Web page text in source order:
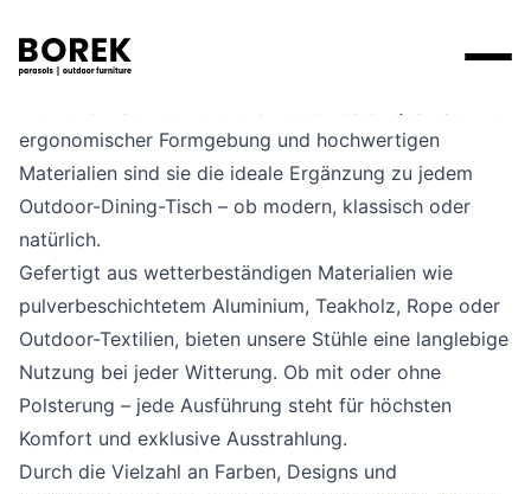
Produkte
Produkte
Lounge
Sonnenschirme
Stühle
Liegestühle
Andere
Kollektionen
Marken
Borek
Max & Luuk
Projekte
Verkaufsstellen
Verkaufsstellen
Flagship stores
Premium stores
Suche am Verkaufsort
Mehr
Contact
Flagship stores
Nachrichten
Events
Suchen
Die Dining-Stühle von Borek vereinen stilvolles Design
ergonomischer Formgebung und hochwertigen
Materialien sind sie die ideale Ergänzung zu jedem
Outdoor-Dining-Tisch – ob modern, klassisch oder
natürlich.
Gefertigt aus wetterbeständigen Materialien wie
pulverbeschichtetem Aluminium, Teakholz, Rope oder
Outdoor-Textilien, bieten unsere Stühle eine langlebige
Nutzung bei jeder Witterung. Ob mit oder ohne
Polsterung – jede Ausführung steht für höchsten
Komfort und exklusive Ausstrahlung.
Durch die Vielzahl an Farben, Designs und